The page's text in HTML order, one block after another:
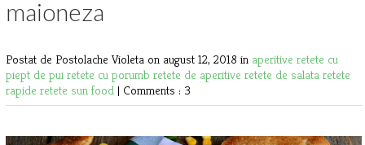
maioneza
Postat de Postolache Violeta on august 12, 2018 in aperitive retete cu
piept de pui retete cu porumb retete de aperitive retete de salata retete
rapide retete sun food | Comments : 3